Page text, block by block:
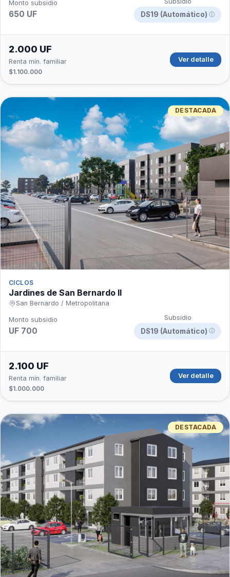
Monto subsidio
650 UF
DS19 (Automático) ⓘ
2.000 UF
Renta mín. familiar
$1.100.000
Ver detalle
DESTACADA
CICLOS
Jardines de San Bernardo II
San Bernardo / Metropolitana
Monto subsidio
UF 700
Subsidio
DS19 (Automático) ⓘ
2.100 UF
Renta mín. familiar
$1.000.000
Ver detalle
DESTACADA